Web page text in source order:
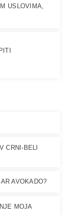
USLOVIMA,
CRNI-BELI
AVOKADO?
MOJA